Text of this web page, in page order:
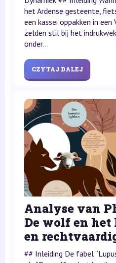
het Ardense gesteente,
een kassei oppakken in
zelden stil bij het
onder...
CZYTAJ DALEJ
Analyse van
De wolf en het
en
## Inleiding De fabel